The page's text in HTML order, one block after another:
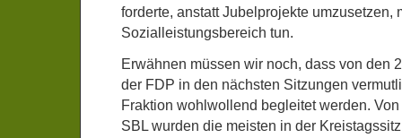
forderte, anstatt Jubelprojekte umzusetzen,
Sozialleistungsbereich tun.
Erwähnen müssen wir noch, dass von den
der FDP in den nächsten Sitzungen
Fraktion wohlwollend begleitet werden.
SBL wurden die meisten in der